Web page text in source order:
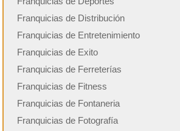
Franquicias de Distribución
Franquicias de Entretenimiento
Franquicias de Exito
Franquicias de Ferreterías
Franquicias de Fitness
Franquicias de Fontaneria
Franquicias de Fotografía